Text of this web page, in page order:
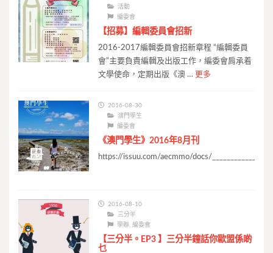
活動
編委會
【招募】編輯委員會招新
2016-2017編輯委員會招新章程 “編輯委員
會”主要負責編輯及出版工作，編委會肩承着
文學使命，定期出版《澳 … 更多
2016-08-30
澳門學生
編委會
《澳門學生》2016年8月刊
https://issuu.com/aecmmo/docs/
2016-08-10
三分半
學聯,編委會
【三分半。EP3 】三分半鐘話你歐盟係啲
乜